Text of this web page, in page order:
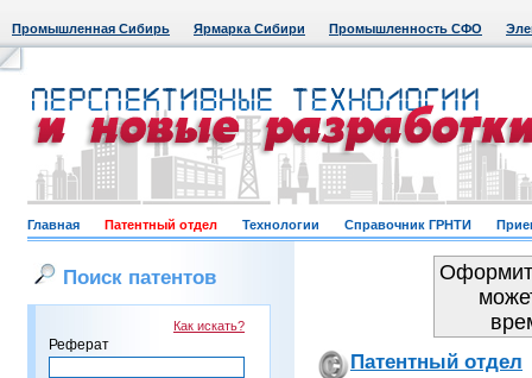
Промышленная Сибирь Ярмарка Сибири Промышленность СФО
Главная Патентный отдел Технологии Справочник ГРНТИ
Поиск патентов
Как искать?
Реферат
Патентный отдел